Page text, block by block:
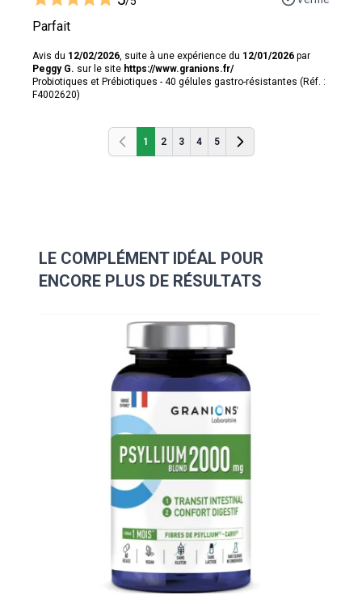
Parfait
Avis du 12/02/2026 , suite à une expérience du 12/01/2026 par
Peggy G. sur le site https://www.granions.fr/
Probiotiques et Prébiotiques - 40 gélules gastro-résistantes (Réf. :
F4002620)
Précédent
1 2 3 4 5
Précédent
LE COMPLÉMENT IDÉAL POUR
ENCORE PLUS DE RÉSULTATS
Navigating through the elements of the carousel is
Press to skip carousel
Press to go to carousel navigation